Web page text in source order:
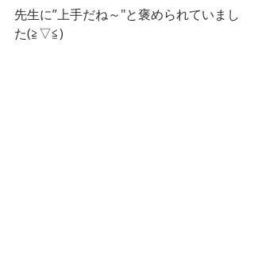
先生に”上手だね～"と褒められていまし
た(≧▽≦)